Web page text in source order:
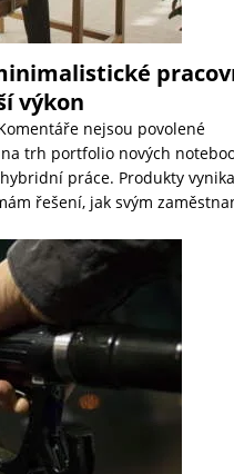
výkon
nejsou povolené
trh portfolio nových
práce. Produkty
řešení, jak svým